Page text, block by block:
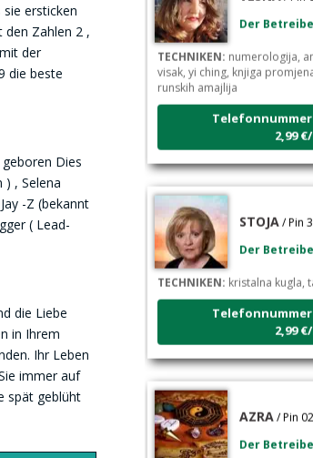
ersticken
Zahlen 2 ,
der
die beste
Dies
) , Selena
-Z (bekannt
( Lead-
die Liebe
in Ihrem
Ihr Leben
immer auf
spät geblüht
TECHNIKEN:numerologija,
visak, yi ching, knjiga
runskih amajlija
Telefonnummer:
2,99
TECHNIKEN:kristalna kugla,
Telefonnummer:
2,99